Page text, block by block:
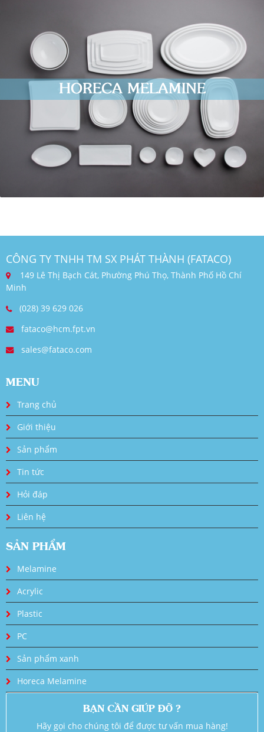
HORECA MELAMINE
CÔNG TY TNHH TM SX PHÁT THÀNH (FATACO)
149 Lê Thị Bạch Cát, Phường Phú Thọ, Thành Phố Hồ Chí
Minh
(028) 39 629 026
fataco@hcm.fpt.vn
sales@fataco.com
MENU
Trang chủ
Giới thiệu
Sản phẩm
Tin tức
Hỏi đáp
Liên hệ
SẢN PHẨM
Melamine
Acrylic
Plastic
PC
Sản phẩm xanh
Horeca Melamine
BẠN CẦN GIÚP ĐỠ ?
Hãy gọi cho chúng tôi để được tư vấn mua hàng!